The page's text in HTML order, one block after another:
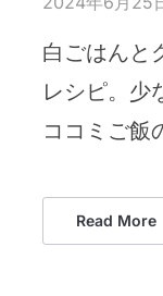
白ごはんと
レシピ。少
ココミご飯
Read More